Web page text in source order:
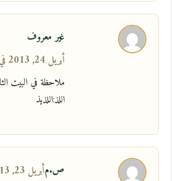
غير معروف
أبريل 24, 2013 في 12:54 ص
ملاحظة في البيت
اللذ:اللذيذ
ص.مأبريل 23, 2013 في 11:38 م